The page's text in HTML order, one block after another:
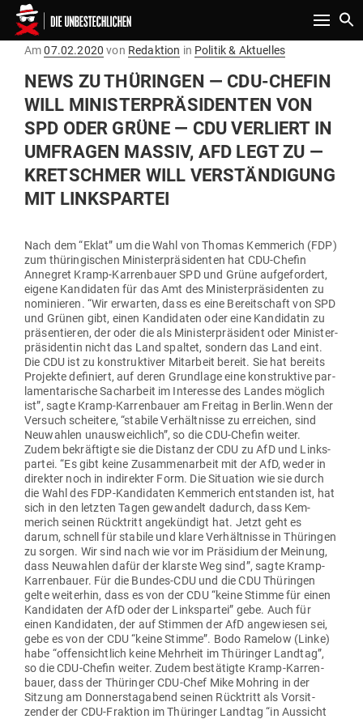
Toggle
AmGepostet
07.02.2020 von Redaktion in Politik & Aktuelles
NEWS ZU THÜ­RINGEN — CDU-CHEFIN
WILL MINIS­TER­PRÄ­SI­DENTEN VON
SPD ODER GRÜNE — CDU VER­LIERT IN
UMFRAGEN MASSIV, AFD LEGT ZU —
KRET­SCHMER WILL VER­STÄN­DIGUNG
MIT LINKSPARTEI
Nach dem “Eklat” um die Wahl von Thomas Kem­merich (FDP)
zum thü­rin­gi­schen Minis­ter­prä­si­denten hat CDU-Chefin
Annegret Kramp-Kar­ren­bauer SPD und Grüne auf­ge­fordert,
eigene Kan­di­daten für das Amt des Minis­ter­prä­si­denten zu
nomi­nieren. “Wir erwarten, dass es eine Bereit­schaft von SPD
und Grünen gibt, einen Kan­di­daten oder eine Kan­di­datin zu
prä­sen­tieren, der oder die als Minis­ter­prä­sident oder Minis­ter­
prä­si­dentin nicht das Land spaltet, sondern das Land eint.
Die CDU ist zu kon­struk­tiver Mit­arbeit bereit. Sie hat bereits
Pro­jekte defi­niert, auf deren Grundlage eine kon­struktive par­
la­men­ta­rische Sach­arbeit im Interesse des Landes möglich
ist”, sagte Kramp-Kar­ren­bauer am Freitag in Berlin.Wenn der
Versuch scheitere, “stabile Ver­hält­nisse zu erreichen, sind
Neu­wahlen unaus­weichlich”, so die CDU-Chefin weiter.
Zudem bekräf­tigte sie die Distanz der CDU zu AfD und Links­
partei. “Es gibt keine Zusam­men­arbeit mit der AfD, weder in
direkter noch in indi­rekter Form. Die Situation wie sie durch
die Wahl des FDP-Kan­di­daten Kem­merich ent­standen ist, hat
sich in den letzten Tagen gewandelt dadurch, dass Kem­
merich seinen Rück­tritt ange­kündigt hat. Jetzt geht es
darum, schnell für stabile und klare Ver­hält­nisse in Thü­ringen
zu sorgen. Wir sind nach wie vor im Prä­sidium der Meinung,
dass Neu­wahlen dafür der klarste Weg sind”, sagte Kramp-
Kar­ren­bauer. Für die Bundes-CDU und die CDU Thü­ringen
gelte wei­terhin, dass es von der CDU “keine Stimme für einen
Kan­di­daten der AfD oder der Links­partei” gebe. Auch für
einen Kan­di­daten, der auf Stimmen der AfD ange­wiesen sei,
gebe es von der CDU “keine Stimme”. Bodo Ramelow (Linke)
habe “offen­sichtlich keine Mehrheit im Thü­ringer Landtag”,
so die CDU-Chefin weiter. Zudem bestä­tigte Kramp-Kar­ren­
bauer, dass der Thü­ringer CDU-Chef Mike Mohring in der
Sitzung am Don­ners­tag­abend seinen Rück­tritt als Vor­sit­
zender der CDU-Fraktion im Thü­ringer Landtag “in Aus­sicht